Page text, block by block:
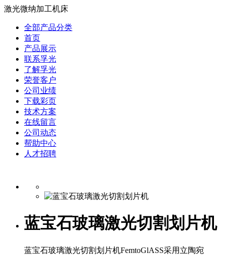
激光微纳加工机床
全部产品分类
首页
产品展示
联系孚光
了解孚光
荣誉客户
公司业绩
下载彩页
技术方案
在线留言
公司动态
帮助中心
人才招聘
蓝宝石玻璃激光切割划片机
蓝宝石玻璃激光切割划片机FemtoGlASS采用立陶宛